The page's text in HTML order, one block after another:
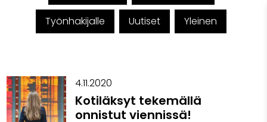
Työnhakijalle Uutiset Yleinen
4.11.2020
Kotiläksyt tekemällä
onnistut viennissä!